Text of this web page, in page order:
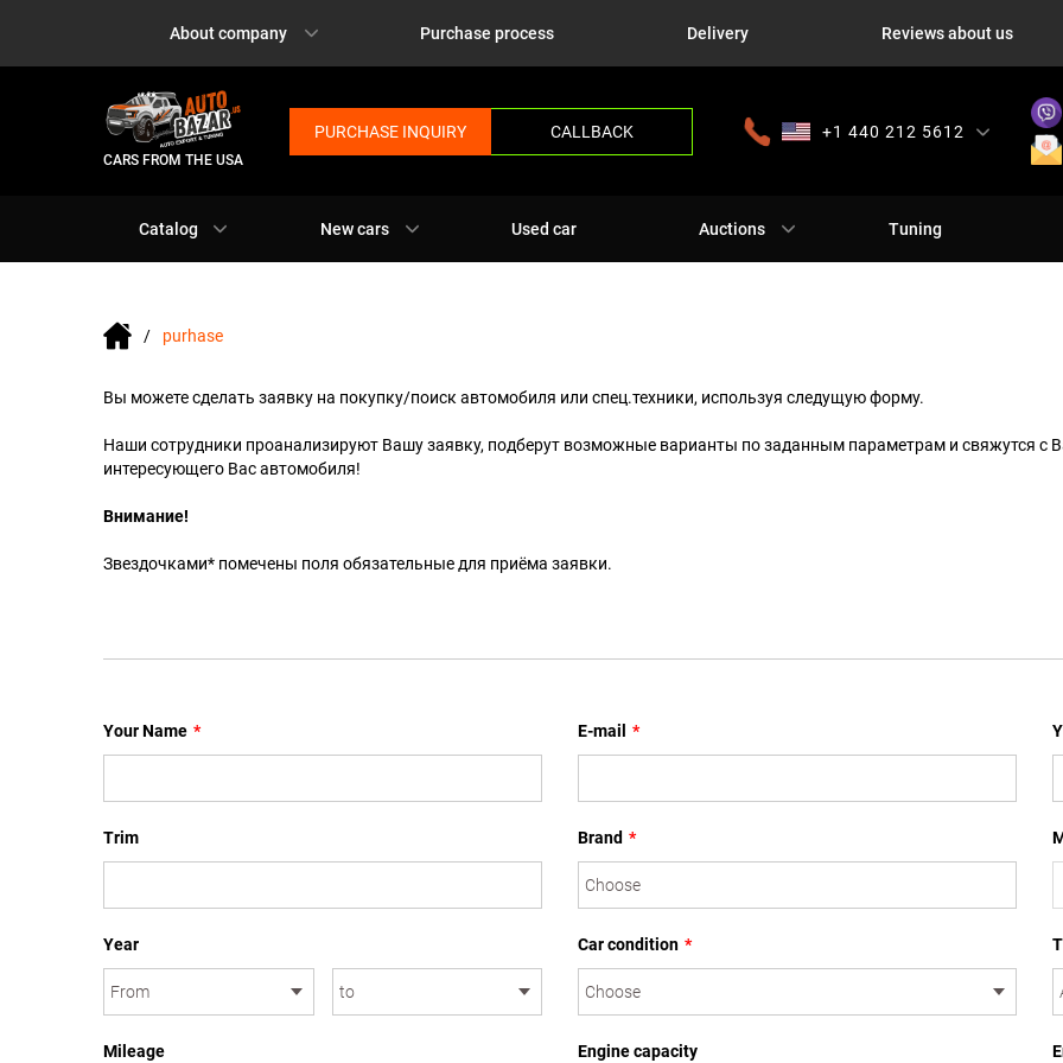
About company Purchase process Delivery Reviews about us
CARS FROM THE USA
PURCHASE INQUIRY CALLBACK
+1 440 212 5612
Catalog New cars Used car Auctions Tuning
purhase
Вы можете сделать заявку на покупку/поиск автомобиля или спец.техники, используя следущую форму.
Наши сотрудники проанализируют Вашу заявку, подберут возможные варианты по заданным параметрам и свяжутся с
интересующего Вас автомобиля!
Внимание!
Звездочками* помечены поля обязательные для приёма заявки.
Your Name *
Trim
Year
Mileage
E-mail *
Brand *
Car condition *
Engine capacity